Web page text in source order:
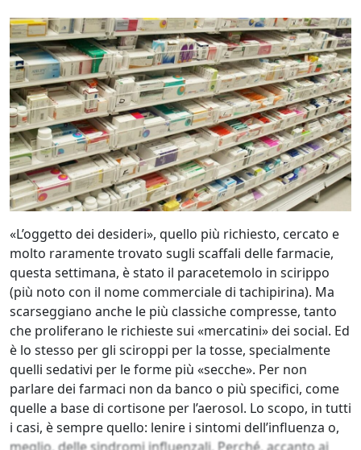
«L’oggetto dei desideri», quello più richiesto, cercato e
molto raramente trovato sugli scaffali delle farmacie,
questa settimana, è stato il paracetemolo in scirippo
(più noto con il nome commerciale di tachipirina). Ma
scarseggiano anche le più classiche compresse, tanto
che proliferano le richieste sui «mercatini» dei social. Ed
è lo stesso per gli sciroppi per la tosse, specialmente
quelli sedativi per le forme più «secche». Per non
parlare dei farmaci non da banco o più specifici, come
quelle a base di cortisone per l’aerosol. Lo scopo, in tutti
i casi, è sempre quello: lenire i sintomi dell’influenza o,